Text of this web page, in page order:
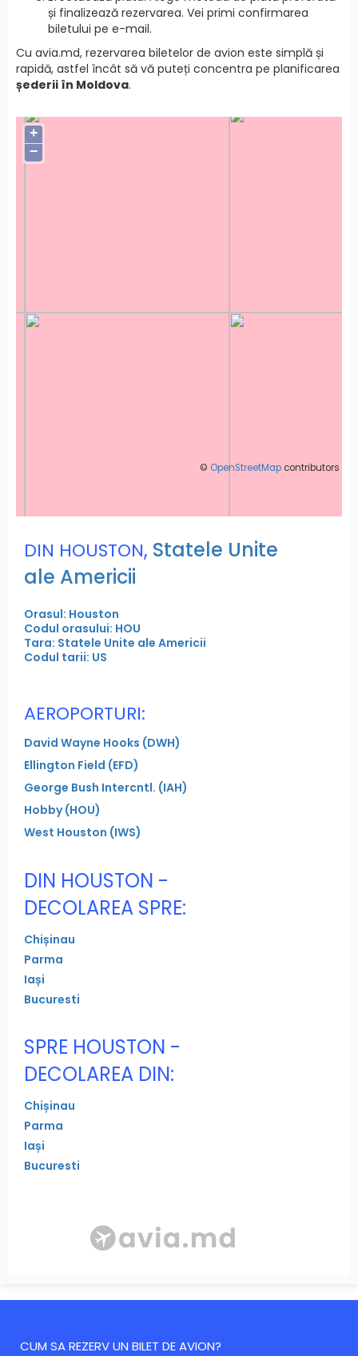
și finalizează rezervarea. Vei primi confirmarea
biletului pe e-mail.
Cu avia.md, rezervarea biletelor de avion este simplă și
rapidă, astfel încât să vă puteți concentra pe planificarea
șederii în Moldova.
+
−
© OpenStreetMap contributors
DIN HOUSTON, Statele Unite
ale Americii
Orasul: Houston
Codul orasului: HOU
Tara: Statele Unite ale Americii
Codul tarii: US
AEROPORTURI:
David Wayne Hooks (DWH)
Ellington Field (EFD)
George Bush Intercntl. (IAH)
Hobby (HOU)
West Houston (IWS)
DIN HOUSTON -
DECOLAREA SPRE:
Chișinau
Parma
Iași
Bucuresti
SPRE HOUSTON -
DECOLAREA DIN:
Chișinau
Parma
Iași
Bucuresti
CUM SA REZERV UN BILET DE AVION?